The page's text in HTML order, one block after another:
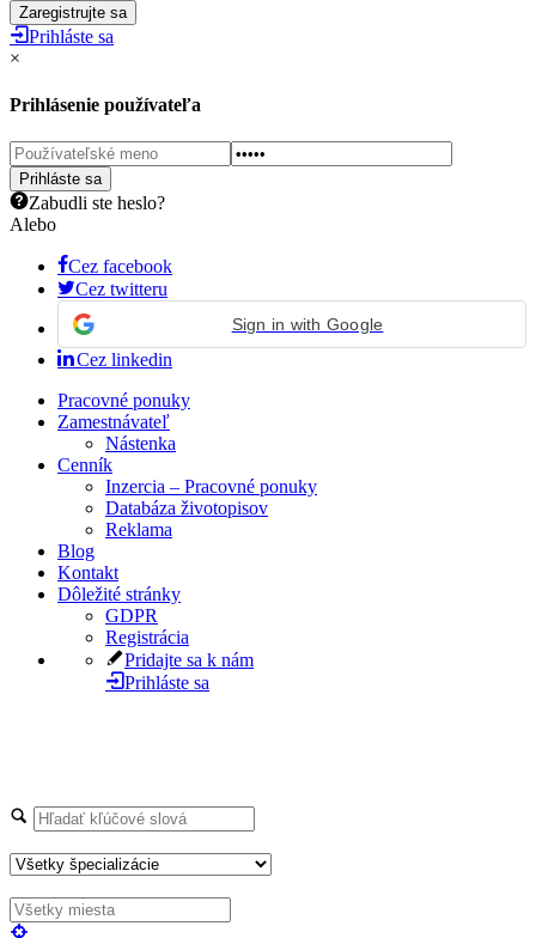
Prihláste sa
×
Prihlásenie používateľa
Zabudli ste heslo?
Alebo
Cez facebook
Cez twitteru
Sign in with Google
Cez linkedin
Pracovné ponuky
Zamestnávateľ
Nástenka
Cenník
Inzercia – Pracovné ponuky
Databáza životopisov
Reklama
Blog
Kontakt
Dôležité stránky
GDPR
Registrácia
Pridajte sa k nám
Prihláste sa